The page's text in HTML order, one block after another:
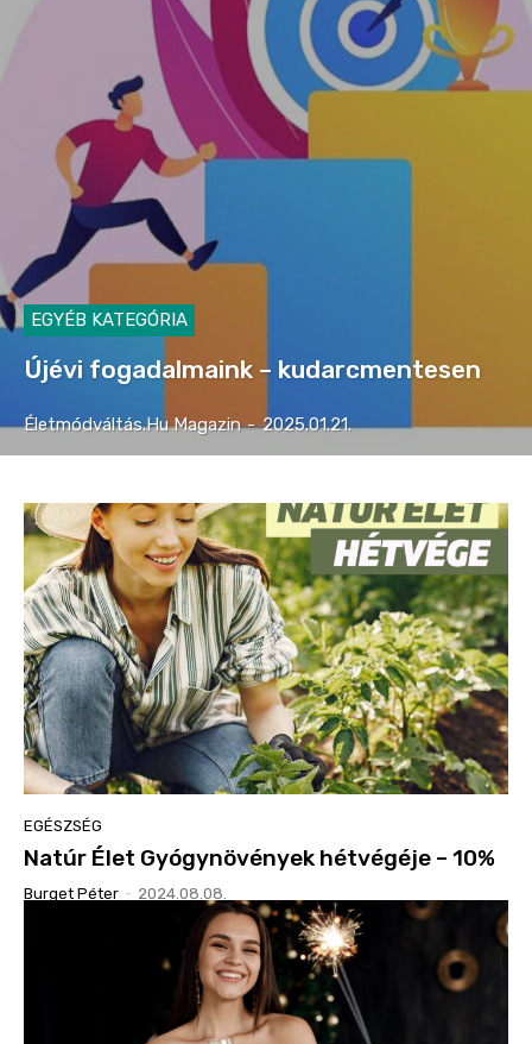
EGYÉB KATEGÓRIA
Újévi fogadalmaink – kudarcmentesen
Életmódváltás.hu Magazin - 2025.01.21.
EGÉSZSÉG
Natúr Élet Gyógynövények hétvégéje – 10%
Burget Péter - 2024.08.08.